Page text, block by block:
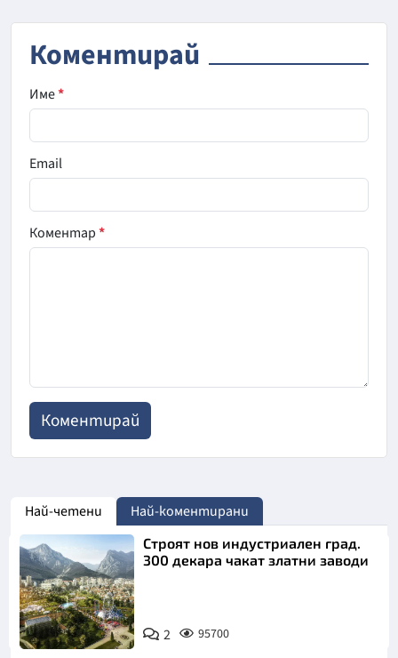
Коментирай
Име*
Email
Коментар*
Най-четени Най-коментирани
Строят нов индустриален град.
300 декара чакат златни заводи
2 95700